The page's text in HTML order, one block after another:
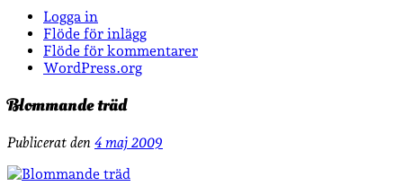
Logga in
Flöde för inlägg
Flöde för kommentarer
WordPress.org
Blommande träd
Publicerat den 4 maj 2009